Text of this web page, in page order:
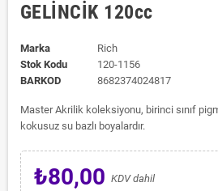
GELİNCİK 120cc
Marka
Rich
Stok Kodu
120-1156
BARKOD
8682374024817
Master Akrilik koleksiyonu, birinci sınıf
kokusuz su bazlı boyalardır.
₺80,00 KDV dahil